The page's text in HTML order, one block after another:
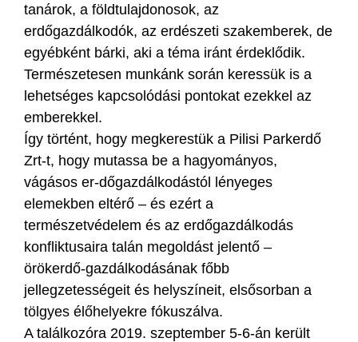
tanárok, a földtulajdonosok, az
erdőgazdálkodók, az erdészeti szakemberek, de
egyébként bárki, aki a téma iránt érdeklődik.
Természetesen munkánk során keressük is a
lehetséges kapcsolódási pontokat ezekkel az
emberekkel.
Így történt, hogy megkerestük a Pilisi Parkerdő
Zrt-t, hogy mutassa be a hagyományos,
vágásos er-dőgazdálkodástól lényeges
elemekben eltérő – és ezért a
természetvédelem és az erdőgazdálkodás
konfliktusaira talán megoldást jelentő –
örökerdő-gazdálkodásának főbb
jellegzetességeit és helyszíneit, elsősorban a
tölgyes élőhelyekre fókuszálva.
A találkozóra 2019. szeptember 5-6-án került